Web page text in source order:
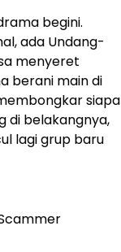
begini.
ada Undang-
menyeret
berani main di
siapa
di belakangnya,
lagi grup baru